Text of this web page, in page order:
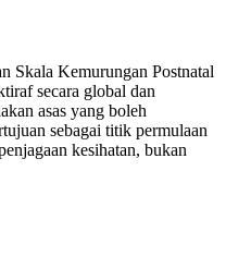
Skala Kemurungan Postnatal
secara global dan
asas yang boleh
sebagai titik permulaan
kesihatan, bukan